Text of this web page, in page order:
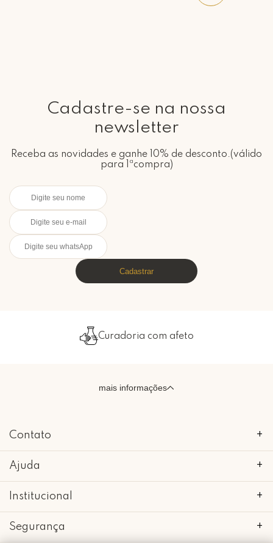
Cadastre-se na nossa
newsletter
Receba as novidades e ganhe 10% de desconto.(válido
para 1ªcompra)
Cadastrar
Curadoria com afeto
mais informações
Contato +
Ajuda +
Institucional +
Segurança +